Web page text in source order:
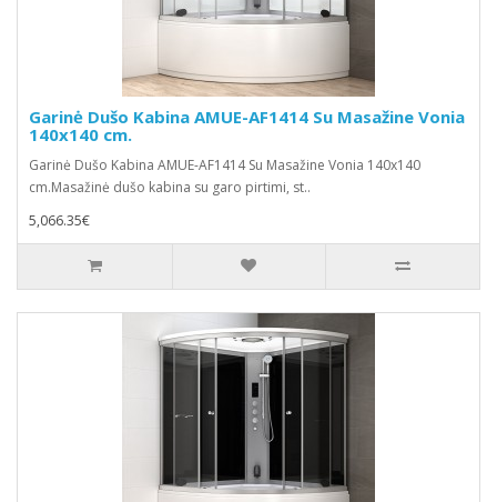
Garinė Dušo Kabina AMUE-AF1414 Su Masažine Vonia
140x140 cm.
Garinė Dušo Kabina AMUE-AF1414 Su Masažine Vonia 140x140
cm.Masažinė dušo kabina su garo pirtimi, st..
5,066.35€